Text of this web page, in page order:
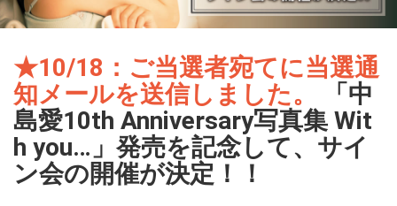
★10/18：ご当選者宛てに当選通
知メールを送信しました。
「中
島愛10th Anniversary写真集 Wit
h you…」発売を記念して、サイ
ン会の開催が決定！！